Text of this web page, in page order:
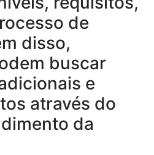
de
disso,
buscar
e
através do
da